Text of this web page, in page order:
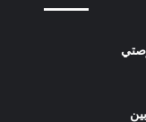
بين